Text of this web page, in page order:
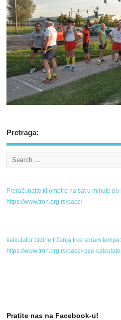
Pretraga:
Preračunajte kilometre na sat u minute
https://www.tron.org.rs/pace/
kalkulator brzine trčanja trke spram tempa:
https://www.tron.org.rs/pace/race-
Pratite nas na Facebook-u!